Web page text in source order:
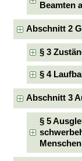
Beamten
Abschnitt 2
§ 3
§ 4
Abschnitt 3
§ 5
Menschen